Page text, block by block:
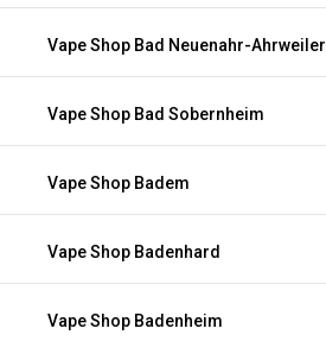
Vape Shop Bad Neuenahr-Ahrweiler
Vape Shop Bad Sobernheim
Vape Shop Badem
Vape Shop Badenhard
Vape Shop Badenheim